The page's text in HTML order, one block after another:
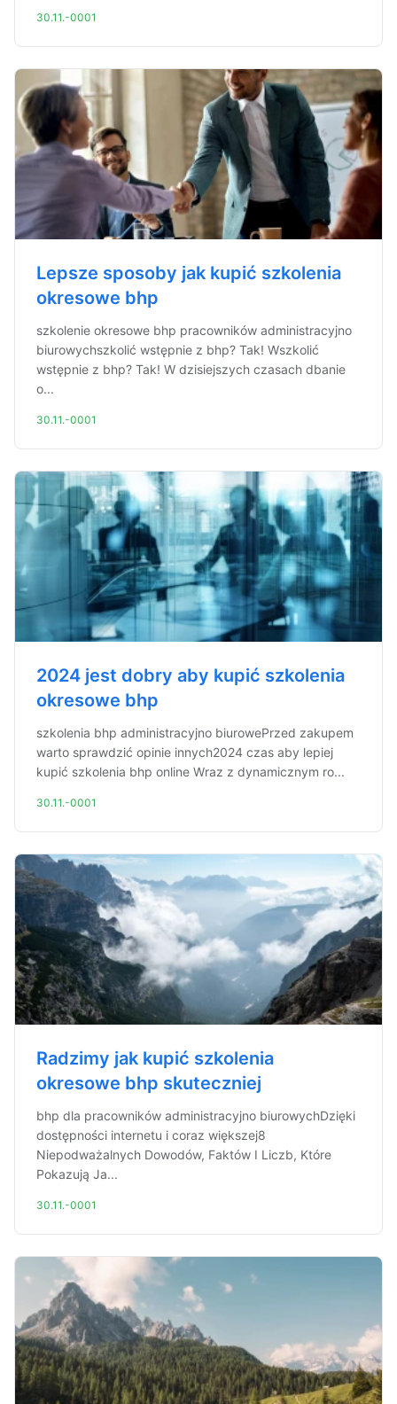
30.11.-0001
Lepsze sposoby jak kupić szkolenia
okresowe bhp
szkolenie okresowe bhp pracowników administracyjno
biurowychszkolić wstępnie z bhp? Tak! Wszkolić
wstępnie z bhp? Tak! W dzisiejszych czasach dbanie
o...
30.11.-0001
2024 jest dobry aby kupić szkolenia
okresowe bhp
szkolenia bhp administracyjno biurowePrzed zakupem
warto sprawdzić opinie innych2024 czas aby lepiej
kupić szkolenia bhp online Wraz z dynamicznym ro...
30.11.-0001
Radzimy jak kupić szkolenia
okresowe bhp skuteczniej
bhp dla pracowników administracyjno biurowychDzięki
dostępności internetu i coraz większej8
Niepodważalnych Dowodów, Faktów I Liczb, Które
Pokazują Ja...
30.11.-0001